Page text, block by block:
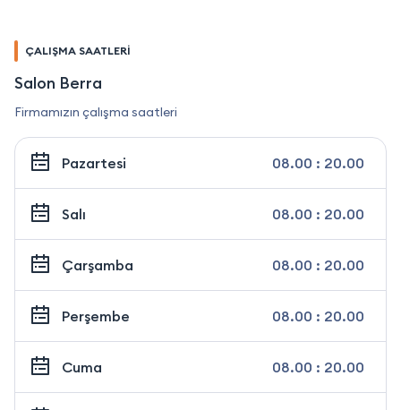
ÇALIŞMA SAATLERİ
Salon Berra
Firmamızın çalışma saatleri
Pazartesi 08.00 : 20.00
Salı 08.00 : 20.00
Çarşamba 08.00 : 20.00
Perşembe 08.00 : 20.00
Cuma 08.00 : 20.00